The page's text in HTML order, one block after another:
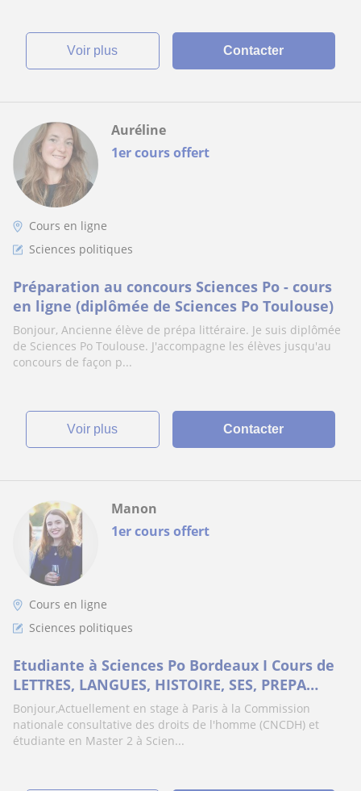
voir plus Contacter
1er cours offert
Auréline
Cours en ligne
Sciences politiques
Préparation au concours Sciences Po - cours
en ligne (diplômée de Sciences Po Toulouse)
Bonjour, Ancienne élève de prépa littéraire. Je suis diplômée
de Sciences Po Toulouse. J'accompagne les élèves jusqu'au
concours de façon p...
voir plus Contacter
1er cours offert
Manon
Cours en ligne
Sciences politiques
Etudiante à Sciences Po Bordeaux I Cours de
LETTRES, LANGUES, HISTOIRE, SES, PREPA
CONCOURS/EXAMEN/ORAUX, REDACTION DE
CV/LM
Bonjour,Actuellement en stage à Paris à la Commission
nationale consultative des droits de l'homme (CNCDH) et
étudiante en Master 2 à Scien...